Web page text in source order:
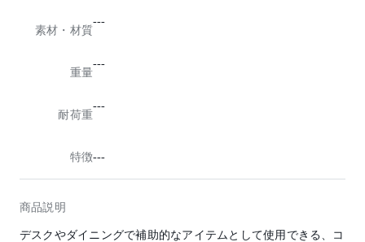
素材・材質
---
重量
---
耐荷重
---
特徴---
商品説明
デスクやダイニングで補助的なアイテムとして使用できる、コ